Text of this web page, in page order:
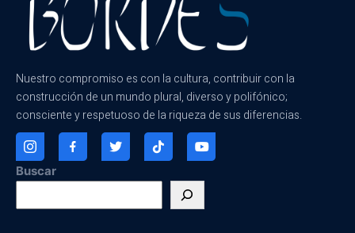
Nuestro compromiso es con la cultura, contribuir con la
construcción de un mundo plural, diverso y polifónico;
consciente y respetuoso de la riqueza de sus diferencias.
Buscar